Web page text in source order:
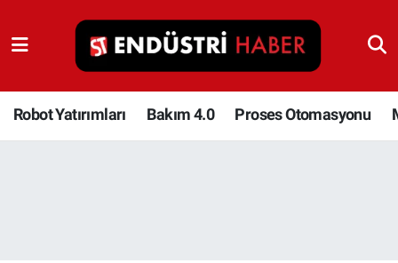
Robot Yatırımları Bakım 4.0 Proses Otomasyonu
Robot Yatırımları
Bakım 4.0